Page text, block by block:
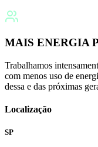
MAIS ENERGIA
Trabalhamos
com menos uso de
dessa e das próximas
Localização
SP